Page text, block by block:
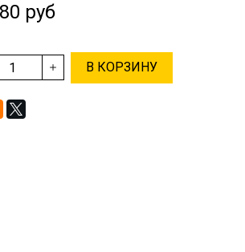
руб
В КОРЗИНУ